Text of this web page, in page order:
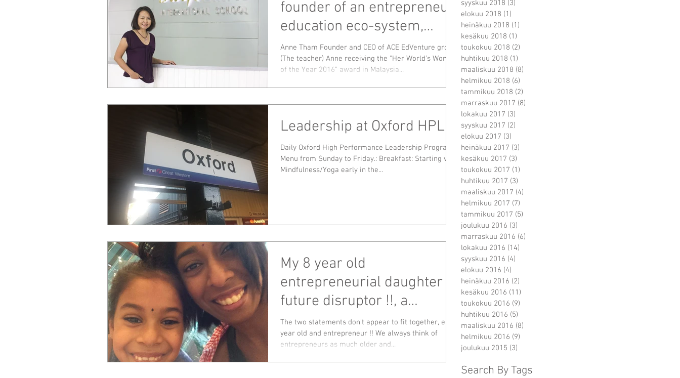
founder of an entrepreneur
education eco-system,
changing education as we
kn
Anne Tham Founder and CEO of ACE EdVenture group
(The teacher) Anne receiving the "Her World’s Woman
of the Year 2016" award in Malaysia...
Leadership at Oxford HPLP
Daily Oxford High Performance Leadership Program
Menu from Sunday to Friday.: Breakfast: Starting with
Mindfulness/Yoga early in the...
My 8 year old
entrepreneurial daughter a
future disruptor !!, a
mother's perspective.
The two statements don't appear to fit together, eight
year old and entrepreneur !! We always think of
entrepreneurs as much older and...
syyskuu 2018 (3)
elokuu 2018 (1)
heinäkuu 2018 (1)
kesäkuu 2018 (1)
toukokuu 2018 (2)
huhtikuu 2018 (1)
maaliskuu 2018 (8)
helmikuu 2018 (6)
tammikuu 2018 (2)
marraskuu 2017 (8)
lokakuu 2017 (3)
syyskuu 2017 (2)
elokuu 2017 (3)
heinäkuu 2017 (3)
kesäkuu 2017 (3)
toukokuu 2017 (1)
huhtikuu 2017 (3)
maaliskuu 2017 (4)
helmikuu 2017 (7)
tammikuu 2017 (5)
joulukuu 2016 (3)
marraskuu 2016 (6)
lokakuu 2016 (14)
syyskuu 2016 (4)
elokuu 2016 (4)
heinäkuu 2016 (2)
kesäkuu 2016 (11)
toukokuu 2016 (9)
huhtikuu 2016 (5)
maaliskuu 2016 (8)
helmikuu 2016 (9)
joulukuu 2015 (3)
Search By Tags